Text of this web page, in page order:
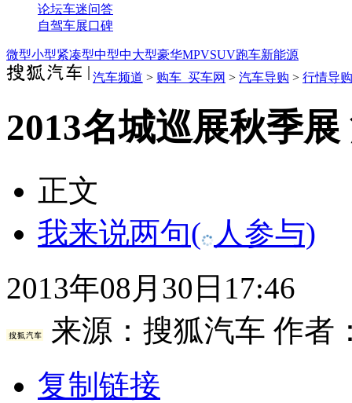
论坛车迷问答
自驾车展口碑
微型小型紧凑型中型中大型豪华MPVSUV跑车新能源
汽车频道 > 购车_买车网 > 汽车导购 > 行情导购
2013名城巡展秋季
正文
我来说两句( 人参与)
2013年08月30日17:46
来源： 搜狐汽车 作者
复制链接